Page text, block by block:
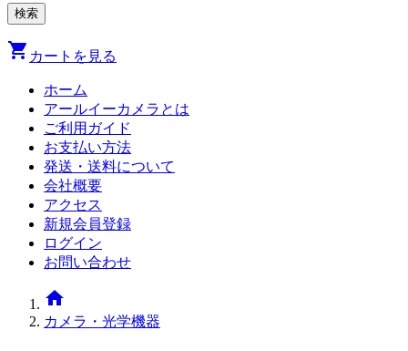
shopping_cart カートを見る
ホーム
アールイーカメラとは
ご利用ガイド
お支払い方法
発送・送料について
会社概要
アクセス
新規会員登録
ログイン
お問い合わせ
home
カメラ・光学機器